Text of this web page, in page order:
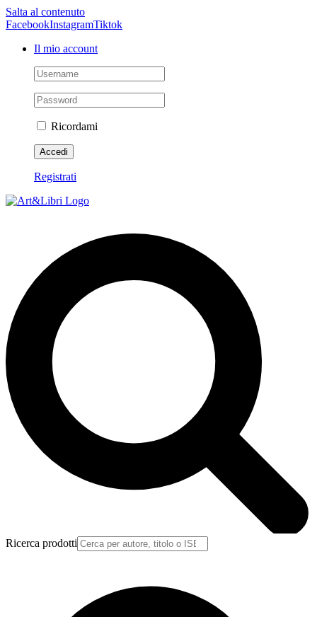
Salta al contenuto
FacebookInstagramTiktok
Il mio account
Ricordami
Registrati
Ricerca prodotti